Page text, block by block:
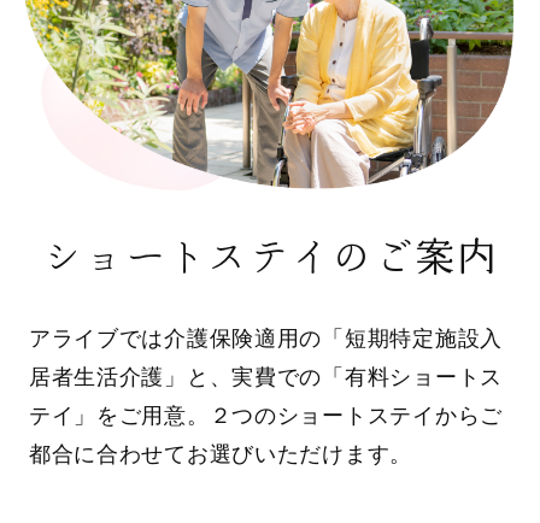
ショートステイのご案内
アライブでは介護保険適用の「短期特定施設入
居者生活介護」と、実費での「有料ショートス
テイ」をご用意。２つのショートステイからご
都合に合わせてお選びいただけます。